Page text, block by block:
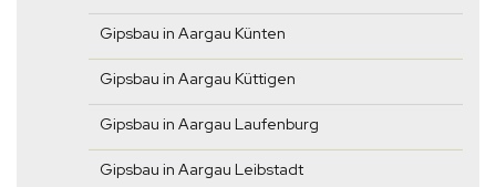
Gipsbau in Aargau Künten
Gipsbau in Aargau Küttigen
Gipsbau in Aargau Laufenburg
Gipsbau in Aargau Leibstadt